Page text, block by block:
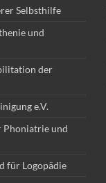
Selbsthilfe
und
der
e.V.
Phoniatrie und
für Logopädie